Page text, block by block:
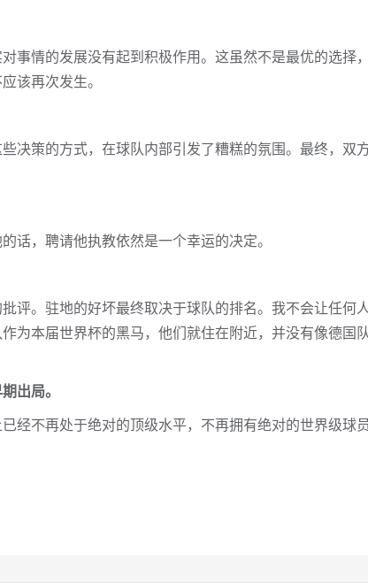
事情的发展没有起到积极作用。这虽然不是最优的选择
该再次发生。
决策的方式，在球队内部引发了糟糕的氛围。最终，双
话，聘请他执教依然是一个幸运的决定。
评。驻地的好坏最终取决于球队的排名。我不会让任何
为本届世界杯的黑马，他们就住在附近，并没有像德国
出局。
经不再处于绝对的顶级水平，不再拥有绝对的世界级球